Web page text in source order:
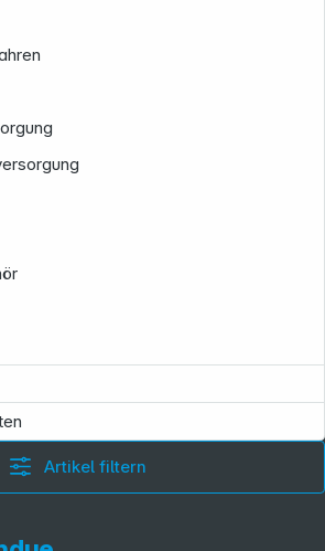
Artikel filtern
Sie uns auf